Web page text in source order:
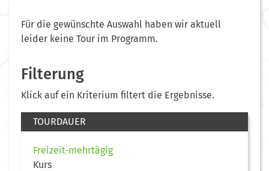
Für die gewünschte Auswahl haben wir aktuell
leider keine Tour im Programm.
Filterung
Klick auf ein Kriterium filtert die Ergebnisse.
TOURDAUER
Freizeit-mehrtägig
Kurs